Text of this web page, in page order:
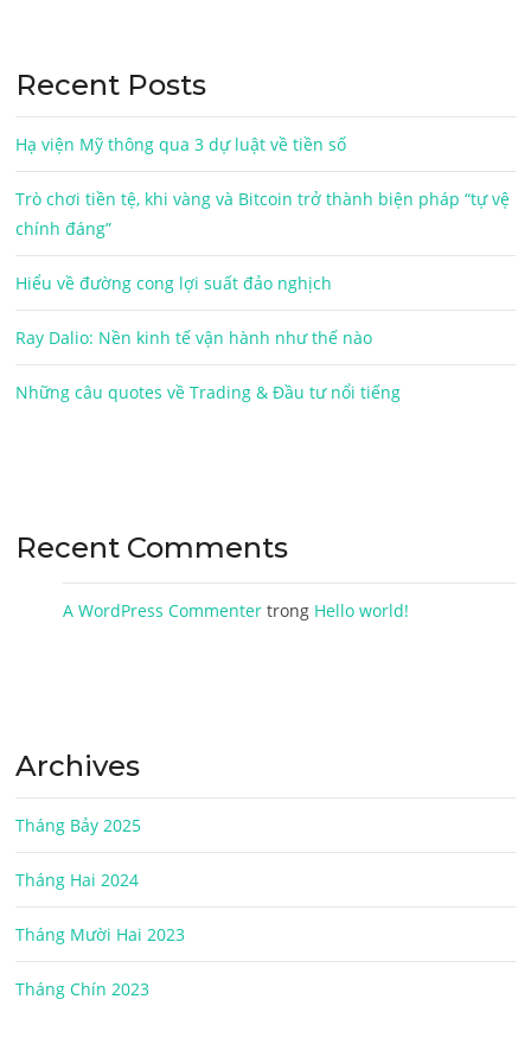
Recent Posts
Hạ viện Mỹ thông qua 3 dự luật về tiền số
Trò chơi tiền tệ, khi vàng và Bitcoin trở thành biện pháp “tự vệ
chính đáng”
Hiểu về đường cong lợi suất đảo nghịch
Ray Dalio: Nền kinh tế vận hành như thế nào
Những câu quotes về Trading & Đầu tư nổi tiếng
Recent Comments
A WordPress Commenter trong Hello world!
Archives
Tháng Bảy 2025
Tháng Hai 2024
Tháng Mười Hai 2023
Tháng Chín 2023